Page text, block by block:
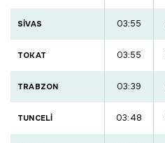
SİVAS 03:55
TOKAT 03:55
TRABZON 03:39
TUNCELİ 03:48